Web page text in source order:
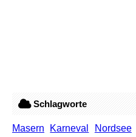
Schlagworte
Masern Karneval Nordsee